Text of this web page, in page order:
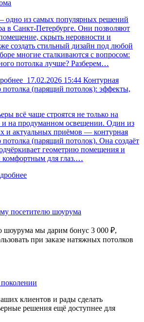
из самых популярных решений
в Санкт-Петербурге. Они позволяют
скрыть неровности и
создать стильный дизайн под любой
многие сталкиваются с вопросом:
потолка лучше? Разберем…
17.02.2026 15:44 Контурная
потолка (парящий потолок): эффекты,
всё чаще строятся не только на
и на продуманном освещении. Один из
и актуальных приёмов — контурная
потолка (парящий потолок). Она создаёт
геометрию помещения и
комфортным для глаз.…
посетителю шоурума
шоурума мы дарим бонус 3 000 ₽,
при заказе натяжных потолков
клиентов и рады сделать
решения ещё доступнее для